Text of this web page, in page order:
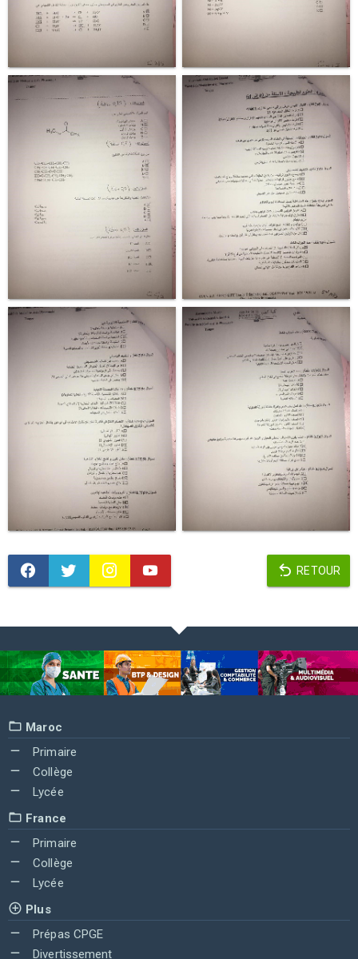
RETOUR
Maroc
Primaire
Collège
Lycée
France
Primaire
Collège
Lycée
Plus
Prépas CPGE
Divertissement